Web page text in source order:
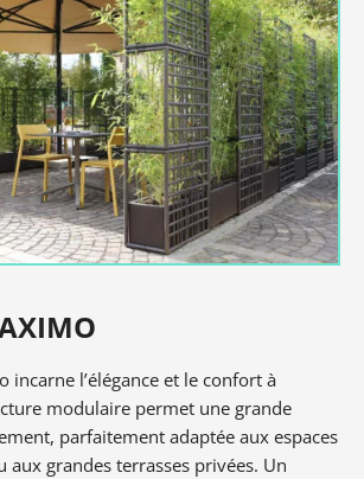
incarne l’élégance et le confort à
modulaire permet une grande
parfaitement adaptée aux espaces
aux grandes terrasses privées. Un